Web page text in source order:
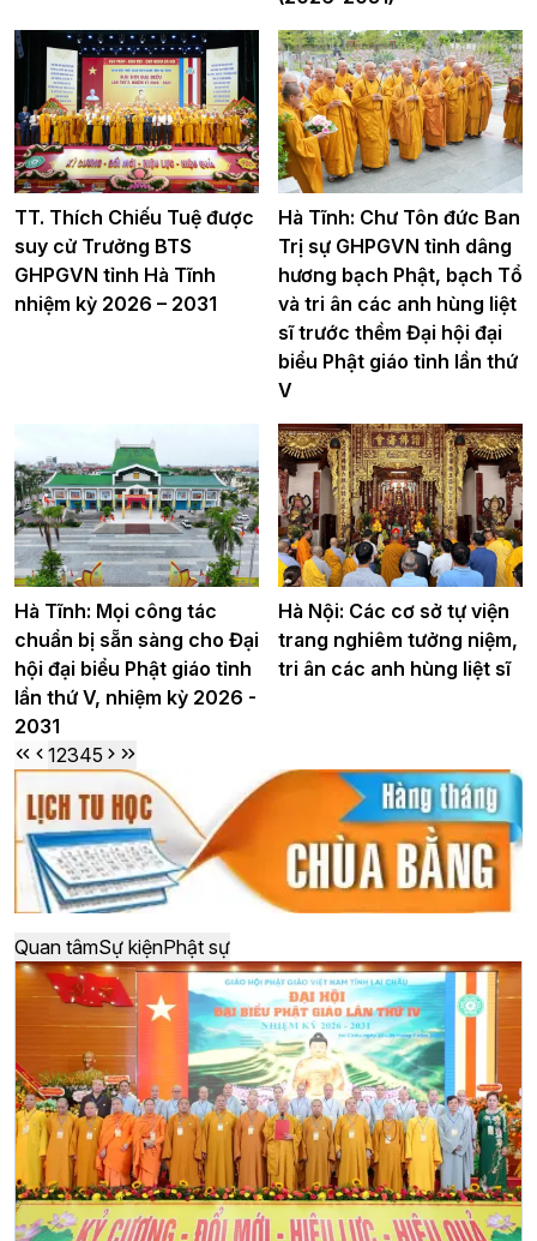
TT. Thích Chiếu Tuệ được
suy cử Trưởng BTS
GHPGVN tỉnh Hà Tĩnh
nhiệm kỳ 2026 – 2031
Hà Tĩnh: Chư Tôn đức Ban
Trị sự GHPGVN tỉnh dâng
hương bạch Phật, bạch Tổ
và tri ân các anh hùng liệt
sĩ trước thềm Đại hội đại
biểu Phật giáo tỉnh lần thứ
V
Hà Tĩnh: Mọi công tác
chuẩn bị sẵn sàng cho Đại
hội đại biểu Phật giáo tỉnh
lần thứ V, nhiệm kỳ 2026 -
2031
Hà Nội: Các cơ sở tự viện
trang nghiêm tưởng niệm,
tri ân các anh hùng liệt sĩ
12345
Quan tâmSự kiệnPhật sự